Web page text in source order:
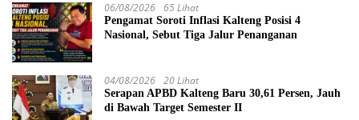
06/08/2026 65 Lihat
Pengamat Soroti Inflasi Kalteng Posisi 4
Nasional, Sebut Tiga Jalur Penanganan
04/08/2026 20 Lihat
Serapan APBD Kalteng Baru 30,61 Persen, Jauh
di Bawah Target Semester II